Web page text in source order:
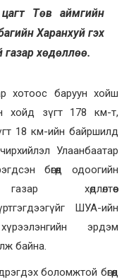
Төв аймгийн
Харанхуй гэх
газар хөдөллөө.
хотоос баруун хойш
хойд зүгт 178 км-т,
18 км-ийн байршилд
Улаанбаатар
бөгөөд одоогийн
хөдлөлтөөс
ШУА-ийн
эрдэм
байна.
боломжтой бөгөөд